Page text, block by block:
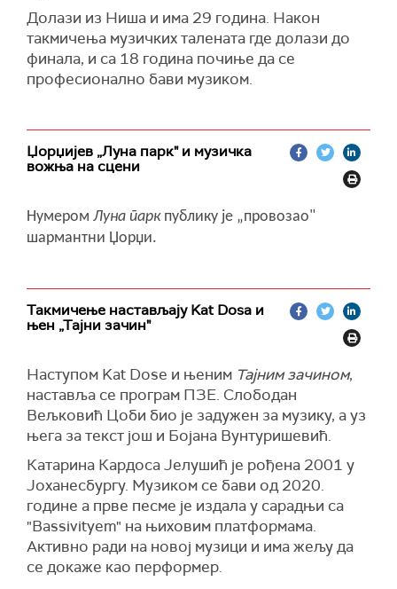
Долази из Ниша и има 29 година. Након
такмичења музичких талената где долази до
финала, и са 18 година почиње да се
професионално бави музиком.
Џорџијев „Луна парк" и музичка
вожња на сцени
Нумером Луна паркпублику је „провозао"
шармантни Џорџи.
Такмичење настављају Kat Dosa и
њен „Тајни зачин"
Наступом Kat Dosе и њеним Тајним зачином,
наставља се програм ПЗЕ. Слободан
Вељковић Цоби био је задужен за музику, а уз
њега за текст још и Бојана Вунтуришевић.
Катарина Кардоса Јелушић је рођена 2001 у
Јоханесбургу. Музиком се бави од 2020.
године а прве песме је издала у сарадњи са
"Bassivityem" на њиховим платформама.
Активно ради на новој музици и има жељу да
се докаже као перформер.